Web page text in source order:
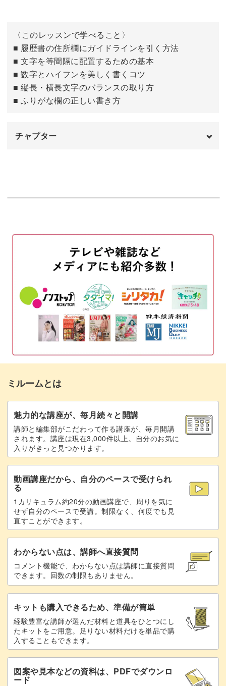
〈このレッスンで学べること〉
■ 履歴書の住所欄にガイドラインを引く方法
■ 文字を等間隔に配置するための基本
■ 数字とハイフンを美しく書くコツ
■ 縦長・横長文字のバランスの取り方
■ ふりがな欄の正しい書き方
チャプター
なぞり書き②
履歴書図案で実践①
履歴書図案で実践② 20:09
完成♪
ミルームとは
魅力的な講座が、毎月続々と開講
講師と編集部がこだわって作る講座が、毎月開講
されます。講座は現在3,000件以上。自分のお気に
入りがきっと見つかります。
動画講座だから、自分のペースで受けられ
る
1カリキュラム約20分の動画講座で、周りを気に
せず自分のペースで受講。制限なく、何度でも見
直すことができます。
わからない点は、講師へ直接質問
コメント機能で、わからない点は講師に直接質問
できます。回数の制限もありません。
キットも購入できるため、準備が簡単
経験豊富な講師が選んだ材料と道具をひとつにし
たキットをご用意。足りない材料だけを単品で購
入することもできます。
図案や見本などの資料は、PDFでダウンロ
ード